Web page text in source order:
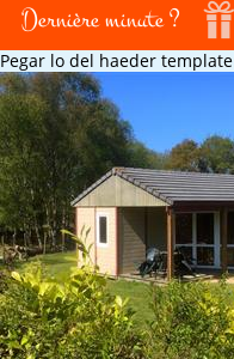
Dernière minute ?
Pegar lo del haeder template